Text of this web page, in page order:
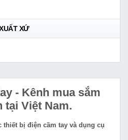
XỨ
- Kênh mua sắm
Việt Nam.
thiết bị điện cầm tay và dụng cụ